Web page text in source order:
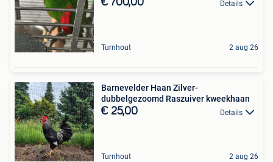
€ 700,00 Details
Turnhout 2 aug 26
Barnevelder Haan Zilver-
dubbelgezoomd Raszuiver kweekhaan
€ 25,00 Details
Turnhout 2 aug 26